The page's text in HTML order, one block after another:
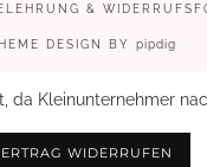
&
DESIGN BY pipdig
da Kleinunternehmer
WIDERRUFEN